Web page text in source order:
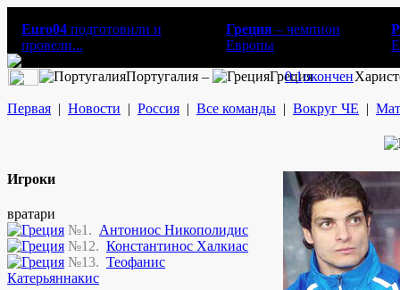
Euro04 подготовили и
провели...
Греция – чемпион
Европы
Португалия – Греция
0:1окончен
Первая | Новости | Россия | Все команды | Вокруг ЧЕ |
Игроки
вратари
№1. Антониос Никополидис
№12. Константинос Халкиас
№13. Теофанис
Катерьяннакис